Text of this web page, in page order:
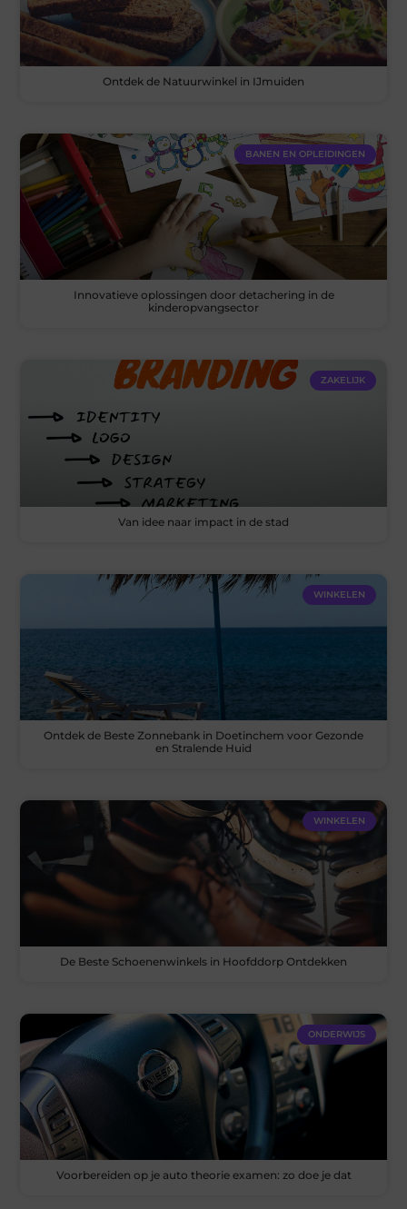
Ontdek de Natuurwinkel in IJmuiden
BANEN EN OPLEIDINGEN
Innovatieve oplossingen door detachering in de
kinderopvangsector
ZAKELIJK
Van idee naar impact in de stad
WINKELEN
Ontdek de Beste Zonnebank in Doetinchem voor Gezonde
en Stralende Huid
WINKELEN
De Beste Schoenenwinkels in Hoofddorp Ontdekken
ONDERWIJS
Voorbereiden op je auto theorie examen: zo doe je dat